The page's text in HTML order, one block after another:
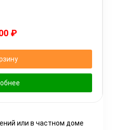
₽
или в частном доме